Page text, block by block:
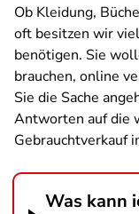
Ob Kleidung,
oft besitzen wir
benötigen. Sie
brauchen, online
Sie die Sache
Antworten auf die
Gebrauchtverkauf
Was kann